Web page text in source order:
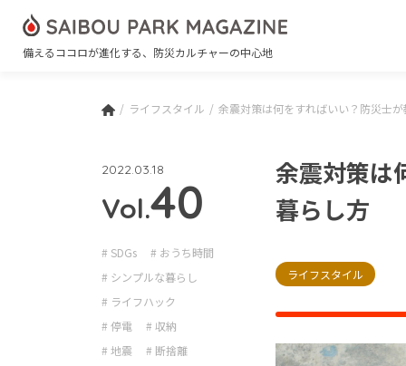
備えるココロが進化する、防災カルチャーの中心地
ライフスタイル 余震対策は何をすればいい？防災士
2022.03.18
Vol.40
# SDGs
# おうち時間
# シンプルな暮らし
# ライフハック
# 停電
# 収納
# 地震
# 断捨離
余震対策は
暮らし方
ライフスタイル